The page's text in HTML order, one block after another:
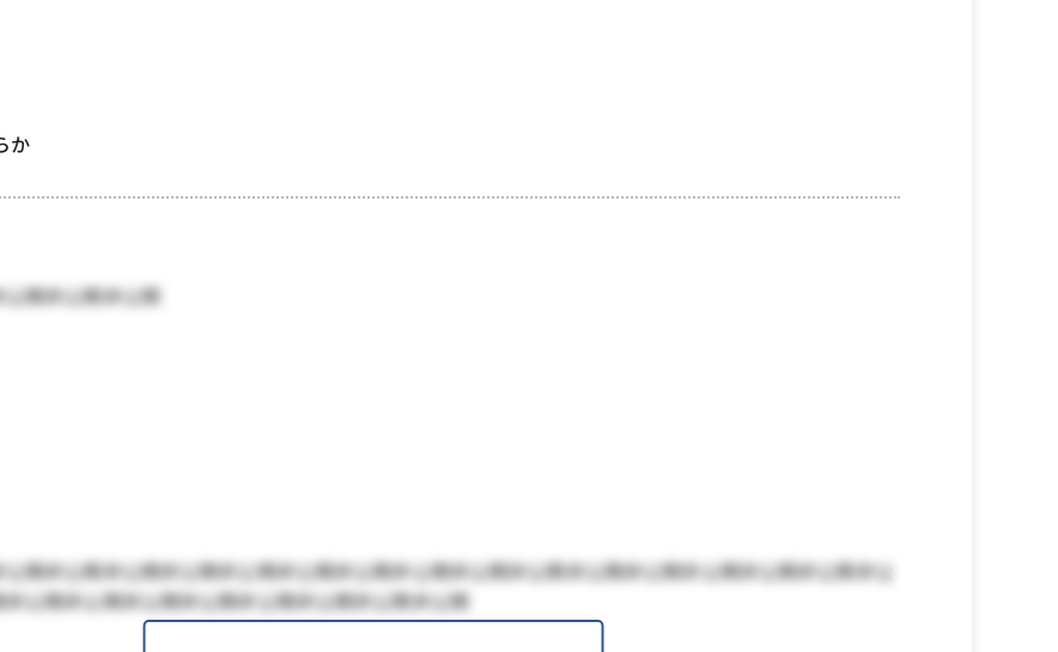
か
開非公開非公開
開非公開非公開非公開非公開非公開非公開非公開非公開非公開非公開非公開非公開非公開非公開非公
公開非公開非公開非公開非公開非公開非公開非公開